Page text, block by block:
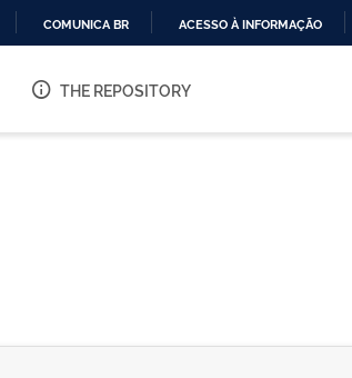
O
COMUNICA BR ACESSO À INFORMAÇÃO
THE REPOSITORY